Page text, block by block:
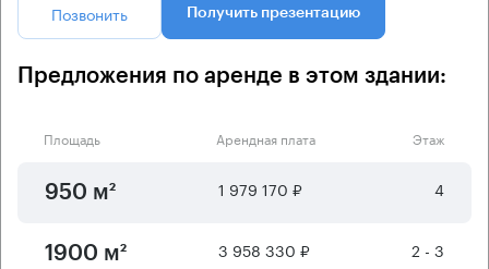
Позвонить Получить презентацию
Предложения по аренде в этом здании:
Площадь Арендная плата Этаж
950 м² 1 979 170 ₽ 4
1900 м² 3 958 330 ₽ 2 - 3